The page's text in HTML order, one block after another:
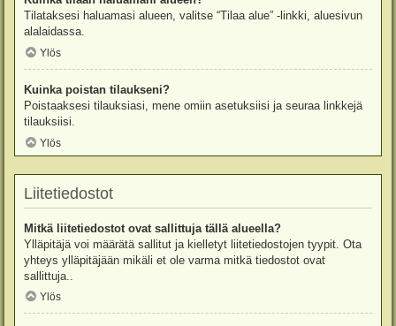
Tilataksesi haluamasi alueen, valitse “Tilaa alue” -linkki, aluesivun
alalaidassa.
Ylös
Kuinka poistan tilaukseni?
Poistaaksesi tilauksiasi, mene omiin asetuksiisi ja seuraa linkkejä
tilauksiisi.
Ylös
Liitetiedostot
Mitkä liitetiedostot ovat sallittuja tällä alueella?
Ylläpitäjä voi määrätä sallitut ja kielletyt liitetiedostojen tyypit. Ota
yhteys ylläpitäjään mikäli et ole varma mitkä tiedostot ovat
sallittuja..
Ylös